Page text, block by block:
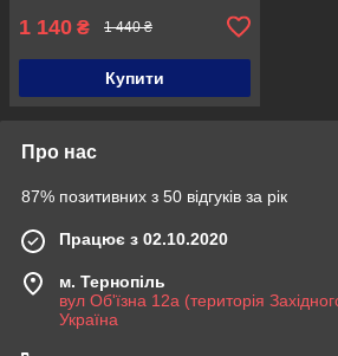
1 140 ₴ 1 440 ₴
Купити
Про нас
87% позитивних з 50 відгуків за рік
Працює з 02.10.2020
м. Тернопіль
вул Об'їзна 12а (територія
Україна